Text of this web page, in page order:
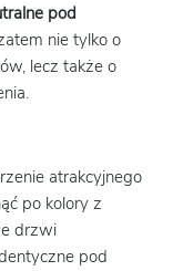
pod
nie tylko o
lecz także o
atrakcyjnego
po kolory z
drzwi
pod